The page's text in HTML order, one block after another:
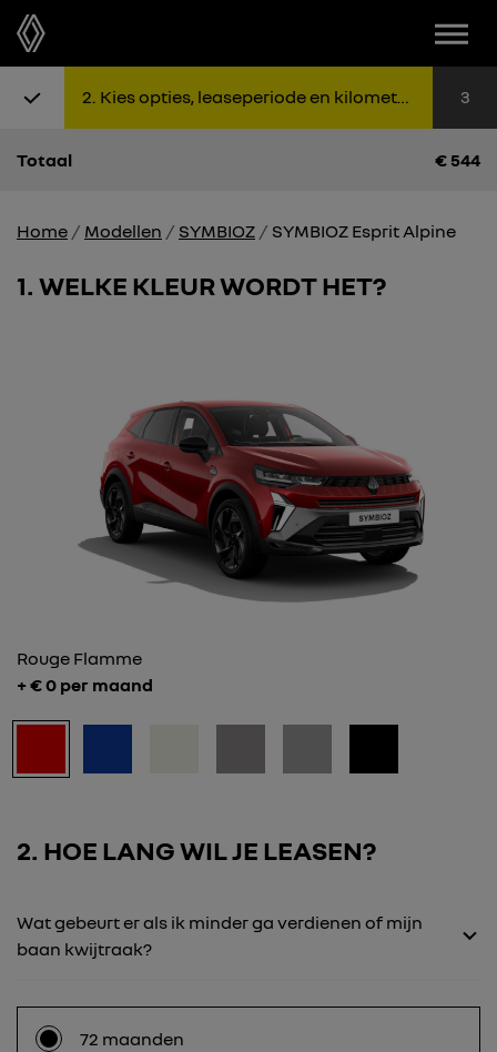
Stap 1: Kies uitvoering
2 Kies opties, leaseperiode en kilometers Stap 2:
3
Totaal € 544
Home Modellen SYMBIOZ SYMBIOZ Esprit Alpine
1 WELKE KLEUR WORDT HET?
Rouge Flamme
+ €0 per maand
2 HOE LANG WIL JE LEASEN?
Wat gebeurt er als ik minder ga verdienen of mijn
baan kwijtraak?
72 maanden